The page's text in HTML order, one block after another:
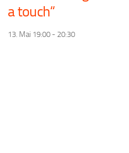
a touch“
13. Mai 19:00 - 20:30